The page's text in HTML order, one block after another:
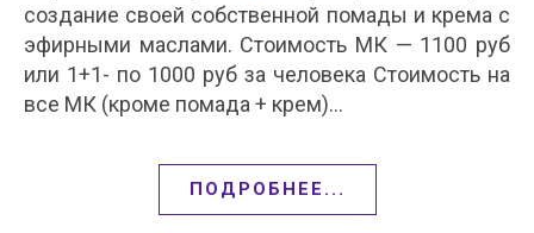
создание своей собственной помады и крема с
эфирными маслами. Стоимость МК — 1100 руб
или 1+1- по 1000 руб за человека Стоимость на
все МК (кроме помада + крем)…
ПОДРОБНЕЕ...